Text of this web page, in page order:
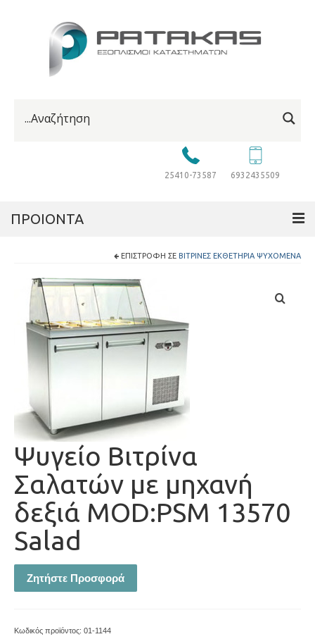
25410-73587 6932435509
ΠΡΟΙΟΝΤΑ
ΕΠΙΣΤΡΟΦΉ ΣΕ ΒΙΤΡΊΝΕΣ ΕΚΘΕΤΉΡΙΑ ΨΥΧΌΜΕΝΑ
Ψυγείο Βιτρίνα
Σαλατών με μηχανή
δεξιά MOD:PSM 13570
Salad
Ζητήστε Προσφορά
Κωδικός προϊόντος: 01-1144